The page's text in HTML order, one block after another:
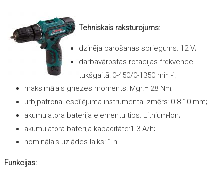
Tehniskais raksturojums:
dzinēja barošanas spriegums: 12 V;
darbavārpstas rotacijas frekvence
tukšgaitā: 0-450/0-1350 min -¹;
maksimālais griezes moments: Mgr.= 28 Nm;
urbjpatrona iespīlējuma instrumenta izmērs: 0.8-10 mm;
akumulatora baterija elementu tips: Lithium-Ion;
akumulatora baterija kapacitāte:1.3 А/h;
nominālais uzlādes laiks: 1 h.
Funkcijas: